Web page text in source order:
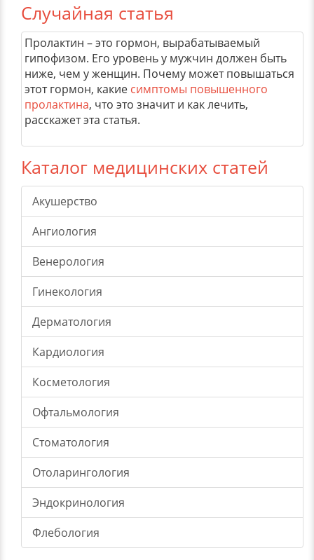
Случайная статья
Пролактин – это гормон, вырабатываемый
гипофизом. Его уровень у мужчин должен быть
ниже, чем у женщин. Почему может повышаться
этот гормон, какие симптомы повышенного
пролактина, что это значит и как лечить,
расскажет эта статья.
Каталог медицинских статей
Акушерство
Ангиология
Венерология
Гинекология
Дерматология
Кардиология
Косметология
Офтальмология
Стоматология
Отоларингология
Эндокринология
Флебология